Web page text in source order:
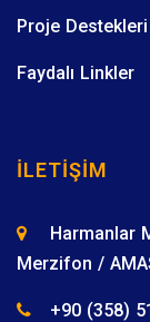
Proje Destekleri
Faydalı Linkler
İLETIŞIM
Harmanlar
Merzifon /
+90 (358)